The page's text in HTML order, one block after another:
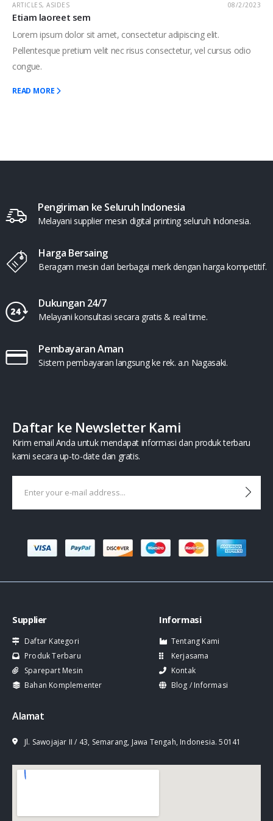
ARTICLES, ASIDES 08/2/2023
Etiam laoreet sem
Lorem ipsum dolor sit amet, consectetur adipiscing elit.
Pellentesque pretium velit nec risus consectetur, vel cursus odio
congue.
READ MORE
Pengiriman ke Seluruh Indonesia
Melayani supplier mesin digital printing seluruh Indonesia.
Harga Bersaing
Beragam mesin dari berbagai merk dengan harga kompetitif.
Dukungan 24/7
Melayani konsultasi secara gratis & real time.
Pembayaran Aman
Sistem pembayaran langsung ke rek. a.n Nagasaki.
Daftar ke Newsletter Kami
Kirim email Anda untuk mendapat informasi dan produk terbaru
kami secara up-to-date dan gratis.
Supplier
Daftar Kategori
Produk Terbaru
Sparepart Mesin
Bahan Komplementer
Informasi
Tentang Kami
Kerjasama
Kontak
Blog / Informasi
Alamat
Jl. Sawojajar II / 43, Semarang, Jawa Tengah, Indonesia. 50141